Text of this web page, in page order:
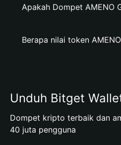
Apakah Dompet AMENO
Berapa nilai token
Unduh Bitget
Dompet kripto terbaik dan
40 juta pengguna